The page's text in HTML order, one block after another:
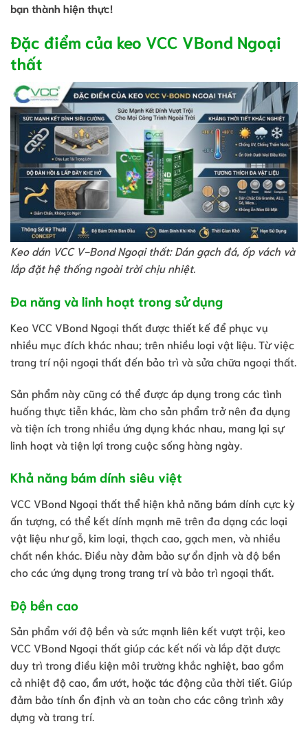
bạn thành hiện thực!
Đặc điểm của keo VCC VBond Ngoại
thất
Keo dán VCC V-Bond Ngoại thất: Dán gạch đá, ốp vách và
lắp đặt hệ thống ngoài trời chịu nhiệt.
Đa năng và linh hoạt trong sử dụng
Keo VCC VBond Ngoại thất được thiết kế để phục vụ
nhiều mục đích khác nhau; trên nhiều loại vật liệu. Từ việc
trang trí nội ngoại thất đến bảo trì và sửa chữa ngoại thất.
Sản phẩm này cũng có thể được áp dụng trong các tình
huống thực tiễn khác, làm cho sản phẩm trở nên đa dụng
và tiện ích trong nhiều ứng dụng khác nhau, mang lại sự
linh hoạt và tiện lợi trong cuộc sống hàng ngày.
Khả năng bám dính siêu việt
VCC VBond Ngoại thất thể hiện khả năng bám dính cực kỳ
ấn tượng, có thể kết dính mạnh mẽ trên đa dạng các loại
vật liệu như gỗ, kim loại, thạch cao, gạch men, và nhiều
chất nền khác. Điều này đảm bảo sự ổn định và độ bền
cho các ứng dụng trong trang trí và bảo trì ngoại thất.
Độ bền cao
Sản phẩm với độ bền và sức mạnh liên kết vượt trội, keo
VCC VBond Ngoại thất giúp các kết nối và lắp đặt được
duy trì trong điều kiện môi trường khắc nghiệt, bao gồm
cả nhiệt độ cao, ẩm ướt, hoặc tác động của thời tiết. Giúp
đảm bảo tính ổn định và an toàn cho các công trình xây
dựng và trang trí.